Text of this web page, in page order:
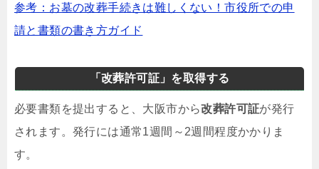
参考：お墓の改葬手続きは難しくない！市役所での申
請と書類の書き方ガイド
「改葬許可証」を取得する
必要書類を提出すると、大阪市から改葬許可証が発行
されます。発行には通常1週間～2週間程度かかりま
す。